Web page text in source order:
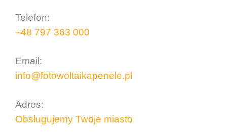
Telefon:
+48 797 363 000
Email:
info@fotowoltaikapenele.pl
Adres:
Obsługujemy Twoje miasto